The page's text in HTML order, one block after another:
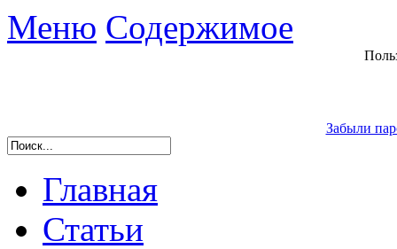
Меню Содержимое
Забыли
Главная
Статьи